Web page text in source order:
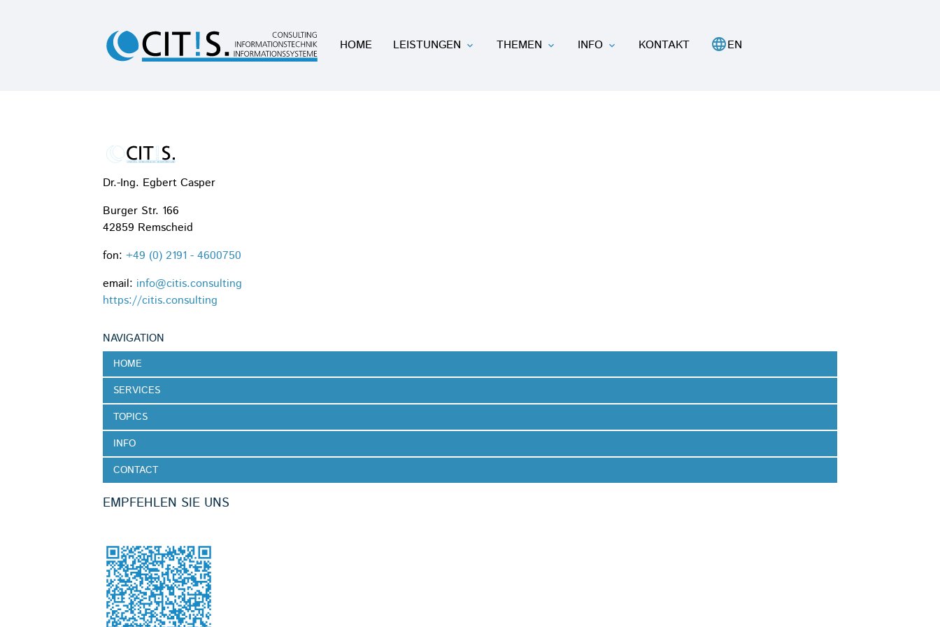
HOME LEISTUNGEN THEMEN INFO KONTAKT languageEN
Dr.-Ing. Egbert Casper
Burger Str. 166
42859 Remscheid
fon: +49 (0) 2191 - 4600750
email: info@citis.consulting
https://citis.consulting
NAVIGATION
NAVIGATION
ÜBERSPRINGEN
HOME
SERVICES
TOPICS
INFO
CONTACT
EMPFEHLEN SIE UNS